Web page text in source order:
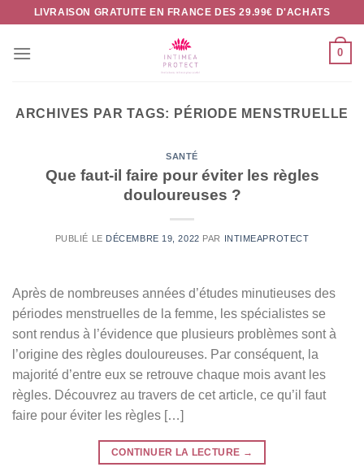
Passer
contenu
LIVRAISON GRATUITE EN FRANCE DES 29.99€ D'ACHATS
0
ARCHIVES PAR TAGS: PÉRIODE MENSTRUELLE
SANTÉ
Que faut-il faire pour éviter les règles
douloureuses ?
PUBLIÉ LE DÉCEMBRE 19, 2022 PAR INTIMEAPROTECT
Après de nombreuses années d’études minutieuses des
périodes menstruelles de la femme, les spécialistes se
sont rendus à l’évidence que plusieurs problèmes sont à
l’origine des règles douloureuses. Par conséquent, la
majorité d’entre eux se retrouve chaque mois avant les
règles. Découvrez au travers de cet article, ce qu’il faut
faire pour éviter les règles […]
CONTINUER LA LECTURE →